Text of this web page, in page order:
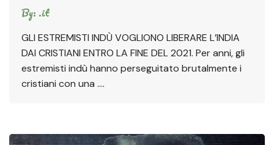
By: .it
GLI ESTREMISTI INDÙ VOGLIONO LIBERARE L’INDIA
DAI CRISTIANI ENTRO LA FINE DEL 2021. Per anni, gli
estremisti indù hanno perseguitato brutalmente i
cristiani con una ….